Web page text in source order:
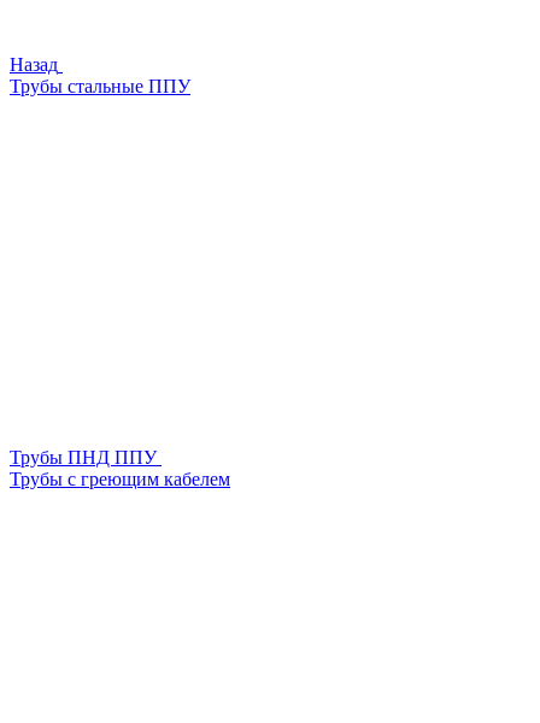
Назад
Трубы стальные ППУ
Трубы ПНД ППУ
Трубы с греющим кабелем